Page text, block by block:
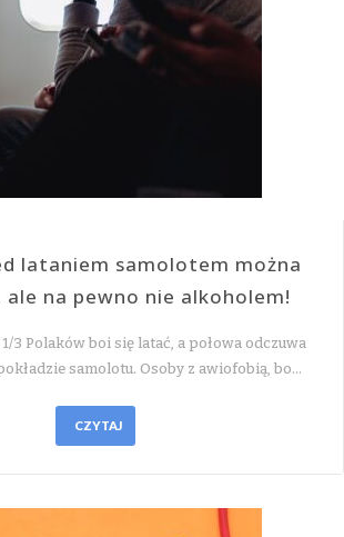
lataniem samolotem można
na pewno nie alkoholem!
1/3 Polaków boi się latać, a połowa odczuwa
samolotu. Osoby z awiofobią, bo…
CZYTAJ